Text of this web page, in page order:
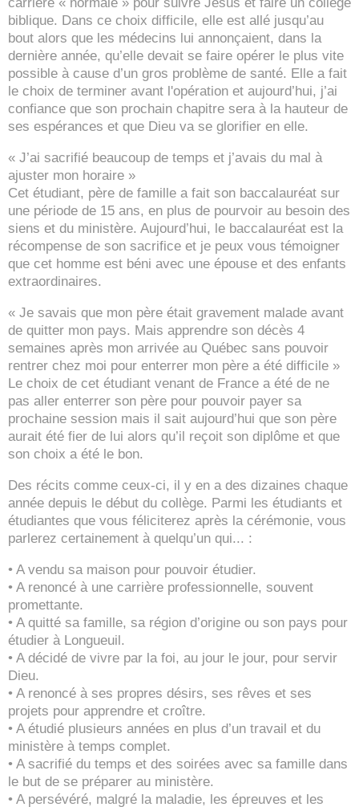
biblique. Dans ce choix difficile, elle est allé jusqu’au
bout alors que les médecins lui annonçaient, dans la
dernière année, qu’elle devait se faire opérer le plus vite
possible à cause d’un gros problème de santé. Elle a fait
le choix de terminer avant l'opération et aujourd’hui, j’ai
confiance que son prochain chapitre sera à la hauteur de
ses espérances et que Dieu va se glorifier en elle.
« J’ai sacrifié beaucoup de temps et j’avais du mal à
ajuster mon horaire »
Cet étudiant, père de famille a fait son baccalauréat sur
une période de 15 ans, en plus de pourvoir au besoin des
siens et du ministère. Aujourd’hui, le baccalauréat est la
récompense de son sacrifice et je peux vous témoigner
que cet homme est béni avec une épouse et des enfants
extraordinaires.
« Je savais que mon père était gravement malade avant
de quitter mon pays. Mais apprendre son décès 4
semaines après mon arrivée au Québec sans pouvoir
rentrer chez moi pour enterrer mon père a été difficile »
Le choix de cet étudiant venant de France a été de ne
pas aller enterrer son père pour pouvoir payer sa
prochaine session mais il sait aujourd’hui que son père
aurait été fier de lui alors qu’il reçoit son diplôme et que
son choix a été le bon.
Des récits comme ceux-ci, il y en a des dizaines chaque
année depuis le début du collège. Parmi les étudiants et
étudiantes que vous féliciterez après la cérémonie, vous
parlerez certainement à quelqu’un qui... :
• A vendu sa maison pour pouvoir étudier.
• A renoncé à une carrière professionnelle, souvent
promettante.
• A quitté sa famille, sa région d’origine ou son pays pour
étudier à Longueuil.
• A décidé de vivre par la foi, au jour le jour, pour servir
Dieu.
• A renoncé à ses propres désirs, ses rêves et ses
projets pour apprendre et croître.
• A étudié plusieurs années en plus d’un travail et du
ministère à temps complet.
• A sacrifié du temps et des soirées avec sa famille dans
le but de se préparer au ministère.
• A persévéré, malgré la maladie, les épreuves et les